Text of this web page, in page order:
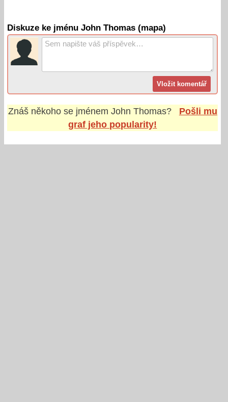
Diskuze ke jménu John Thomas (mapa)
Znáš někoho se jménem John Thomas?
Pošli mu
graf jeho popularity!